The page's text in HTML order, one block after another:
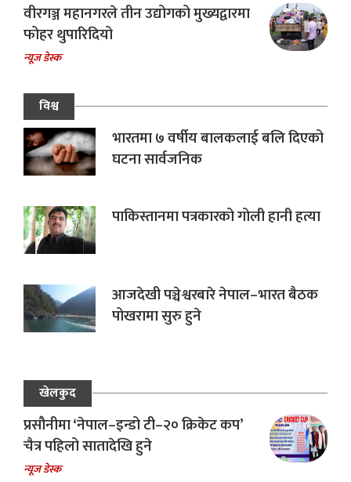
वीरगञ्ज महानगरले तीन उद्योगको मुख्यद्वारमा
फोहर थुपारिदियो
न्यूज डेस्क
विश्व
भारतमा ७ वर्षीय बालकलाई बलि दिएको
घटना सार्वजनिक
पाकिस्तानमा पत्रकारको गोली हानी हत्या
आजदेखी पञ्चेश्वरबारे नेपाल–भारत बैठक
पोखरामा सुरु हुने
खेलकुद
प्रसौनीमा ‘नेपाल–इन्डो टी–२० क्रिकेट कप’
चैत्र पहिलो सातादेखि हुने
न्यूज डेस्क